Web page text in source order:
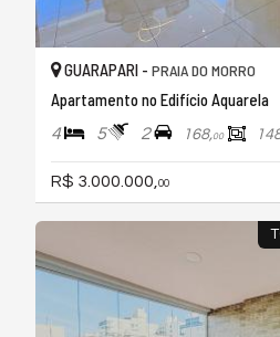
GUARAPARI - PRAIA DO MORRO
Apartamento no Edifício Aquarela
4 5 2 168,00
R$ 3.000.000, 00